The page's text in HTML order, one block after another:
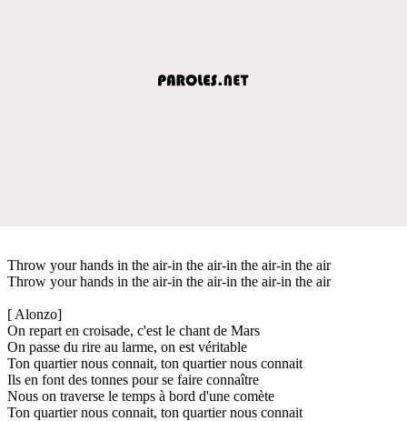
Throw your hands in the air-in the air-in the air-in the air
Throw your hands in the air-in the air-in the air-in the air
[ Alonzo]
On repart en croisade, c'est le chant de Mars
On passe du rire au larme, on est véritable
Ton quartier nous connait, ton quartier nous connait
Ils en font des tonnes pour se faire connaître
Nous on traverse le temps à bord d'une comète
Ton quartier nous connait, ton quartier nous connait